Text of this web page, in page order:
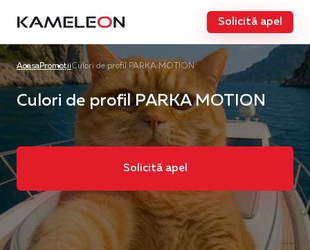
Solicită apel
AcasaPromoțiiCulori de profil PARKA MOTION
Culori de profil PARKA MOTION
Solicită apel